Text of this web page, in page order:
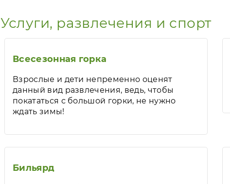
Услуги, развлечения и спорт
Всесезонная горка
Взрослые и дети непременно оценят
данный вид развлечения, ведь, чтобы
покататься с большой горки, не нужно
ждать зимы!
Бильярд